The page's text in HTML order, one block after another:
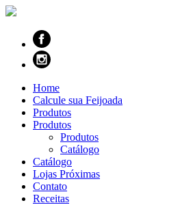
Home
Calcule sua Feijoada
Produtos
Produtos
Produtos
Catálogo
Catálogo
Lojas Próximas
Contato
Receitas